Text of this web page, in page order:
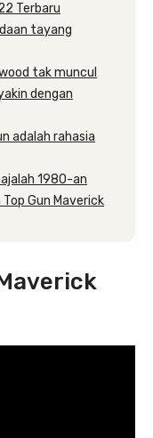
Terbaru
tayang
tak muncul
dengan
adalah rahasia
1980-an
Gun Maverick